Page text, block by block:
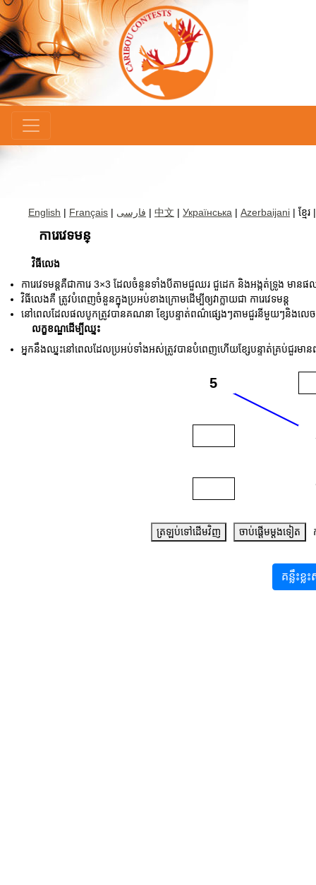
English | Français | فارسی | 中文 | Українська | Azerbaijani | ខ្មែ
ការេវេទមន្
វិធីលេង
ការេវេទមន្តគឺជាការេ 3×3 ដែលចំនួនទាំងបីតាមជួឈរ ជួដេក និងអង្កត់ទ្រូង មានផល
វិធីលេងគឺ ត្រូវបំពេញចំនួនក្នុងប្រអប់ខាងក្រោមដើម្បីឲ្យវាក្លាយជា ការេវេទមន្ត
នៅពេលដែលផលបូកត្រូវបានគណនា ខ្សែបន្ទាត់ពណ៌ផ្សេងៗតាមជួរនីមួយៗនិងលេចឡ
លក្ខខណ្ឌដើម្បីឈ្នះ
អ្នកនឹងឈ្នះនៅពេលដែលប្រអប់ទាំងអស់ត្រូវបានបំពេញហើយខ្សែបន្ទាត់គ្រប់ជួរមា
ត្រឡប់ទៅដើមវិញ ចាប់ផ្តើមម្តងទៀត
គន្លឹះខ្